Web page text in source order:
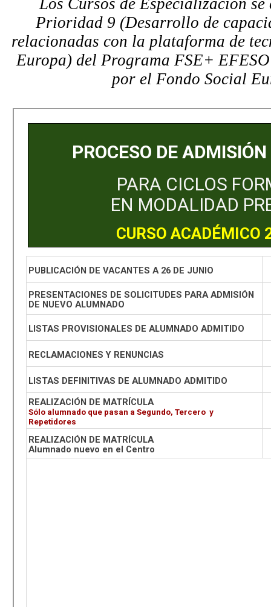
Los Cursos de Especialización
Prioridad 9 (Desarrollo de
relacionadas con la plataforma de
Europa) del Programa FSE+
por el Fondo Social